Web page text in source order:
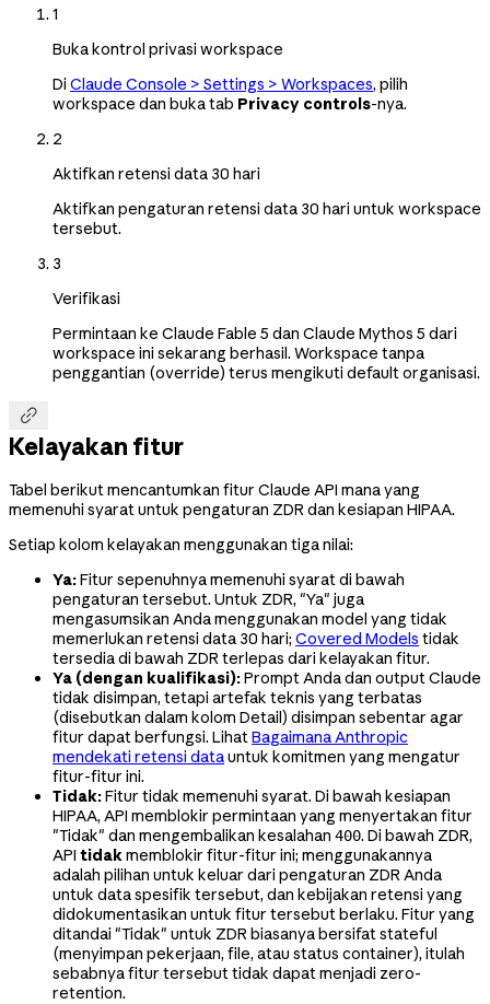
1
Buka kontrol privasi workspace
Di Claude Console > Settings > Workspaces, pilih
workspace dan buka tab Privacy controls-nya.
2
Aktifkan retensi data 30 hari
Aktifkan pengaturan retensi data 30 hari untuk workspace
tersebut.
3
Verifikasi
Permintaan ke Claude Fable 5 dan Claude Mythos 5 dari
workspace ini sekarang berhasil. Workspace tanpa
penggantian (override) terus mengikuti default organisasi.

Kelayakan fitur
Tabel berikut mencantumkan fitur Claude API mana yang
memenuhi syarat untuk pengaturan ZDR dan kesiapan HIPAA.
Setiap kolom kelayakan menggunakan tiga nilai:
Ya:Fitur sepenuhnya memenuhi syarat di bawah
pengaturan tersebut. Untuk ZDR, "Ya" juga
mengasumsikan Anda menggunakan model yang tidak
memerlukan retensi data 30 hari; Covered Models tidak
tersedia di bawah ZDR terlepas dari kelayakan fitur.
Ya (dengan kualifikasi):Prompt Anda dan output Claude
tidak disimpan, tetapi artefak teknis yang terbatas
(disebutkan dalam kolom Detail) disimpan sebentar agar
fitur dapat berfungsi. LihatBagaimana Anthropic
mendekati retensi datauntuk komitmen yang mengatur
fitur-fitur ini.
Tidak:Fitur tidak memenuhi syarat. Di bawah kesiapan
HIPAA, API memblokir permintaan yang menyertakan fitur
"Tidak" dan mengembalikan kesalahan 400. Di bawah ZDR,
API tidakmemblokir fitur-fitur ini; menggunakannya
adalah pilihan untuk keluar dari pengaturan ZDR Anda
untuk data spesifik tersebut, dan kebijakan retensi yang
didokumentasikan untuk fitur tersebut berlaku. Fitur yang
ditandai "Tidak" untuk ZDR biasanya bersifat stateful
(menyimpan pekerjaan, file, atau status container), itulah
sebabnya fitur tersebut tidak dapat menjadi zero-
retention.